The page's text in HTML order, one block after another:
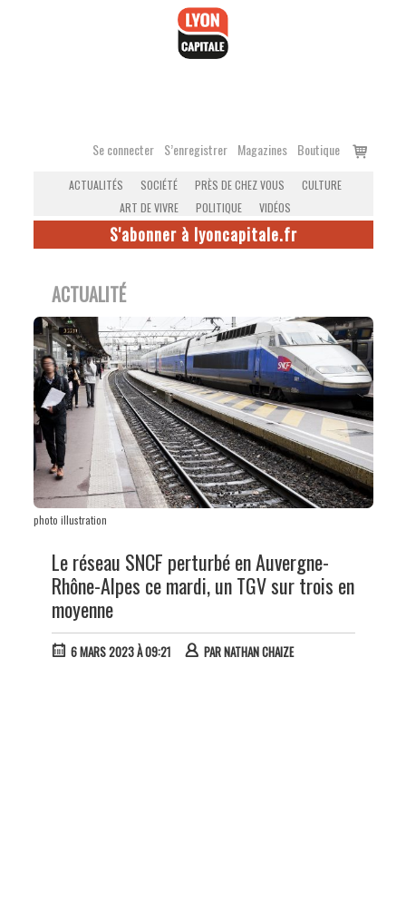
Se connecter S’enregistrer Magazines Boutique
Voir
ACTUALITÉS SOCIÉTÉ PRÈS DE CHEZ VOUS
CULTURE
ART DE VIVRE
POLITIQUE VIDÉOS
S'abonner à lyoncapitale.fr
ACTUALITÉ
photo illustration
Le réseau SNCF perturbé en Auvergne-
Rhône-Alpes ce mardi, un TGV sur trois en
moyenne
6 MARS 2023 À 09:21 PARNATHAN CHAIZE